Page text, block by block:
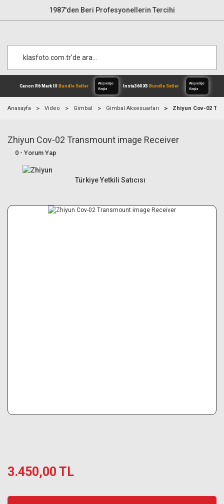
1987'den Beri Profesyonellerin Tercihi
Canon R6 Mark IIIBundle Setler
Alışverişe
Anasayfa Video Gimbal Gimbal Aksesuarları Zhiyun Cov-02
Zhiyun Cov-02 Transmount image Receiver
0 - Yorum Yap
Türkiye Yetkili Satıcısı
3.450,00 TL